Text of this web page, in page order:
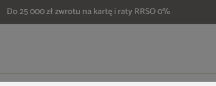
Do 25 000 zł zwrotu na kartę i raty RRSO 0%